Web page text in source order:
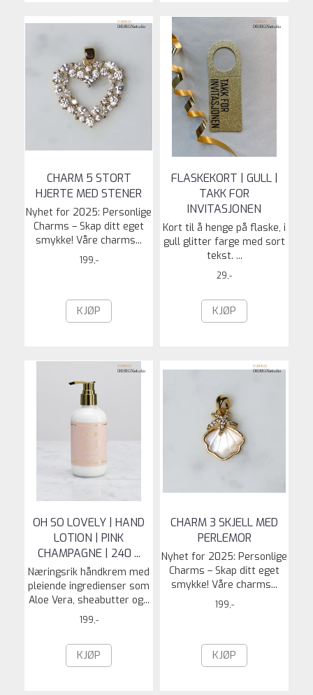
CHARM 5 STORT
HJERTE MED STENER
Nyhet for 2025: Personlige
Charms – Skap ditt eget
smykke! Våre charms...
199,-
KJØP
FLASKEKORT | GULL |
TAKK FOR
INVITASJONEN
Kort til å henge på flaske, i
gull glitter farge med sort
tekst. ...
29,-
KJØP
OH SO LOVELY | HAND
LOTION | PINK
CHAMPAGNE | 240 ...
Næringsrik håndkrem med
pleiende ingredienser som
Aloe Vera, sheabutter og...
199,-
KJØP
CHARM 3 SKJELL MED
PERLEMOR
Nyhet for 2025: Personlige
Charms – Skap ditt eget
smykke! Våre charms...
199,-
KJØP